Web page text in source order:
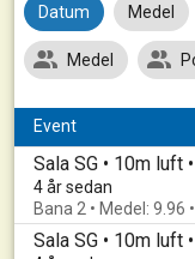
Datum Medel
Medel
Event
Sala SG • 10m luft
4 år sedan
Bana 2 • Medel: 9.96
Sala SG • 10m luft